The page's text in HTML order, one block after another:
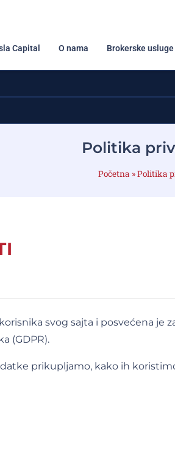
Capital O nama Brokerske usluge
Politika
Početna »Politika
svog sajta i posvećena
(GDPR).
prikupljamo, kako ih